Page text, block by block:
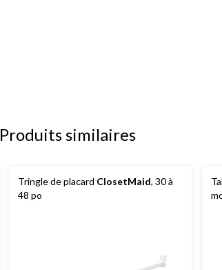
Produits similaires
Tringle de placard ClosetMaid, 30 à
48 po